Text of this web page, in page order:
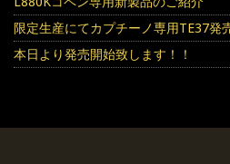
限定生産にてカプチーノ専用TE37発
本日より発売開始致します！！